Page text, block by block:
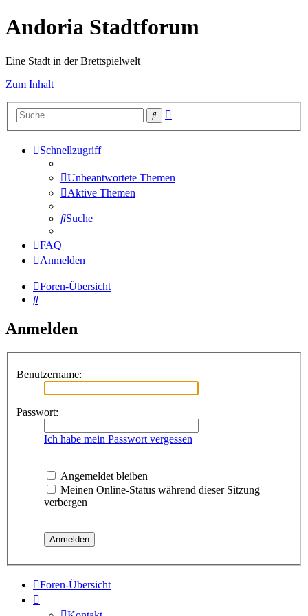
Andoria Stadtforum
Eine Stadt in der Brettspielwelt
Zum Inhalt
Suche
Schnellzugriff
Unbeantwortete Themen
Aktive Themen
Suche
FAQ
Anmelden
Foren-Übersicht
Suche
Anmelden
Benutzername:
Passwort:
Ich habe mein Passwort vergessen
Angemeldet bleiben
Meinen Online-Status während dieser Sitzung
verbergen
Foren-Übersicht